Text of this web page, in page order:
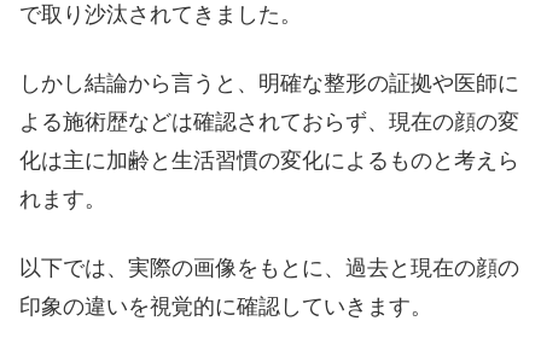
で取り沙汰されてきました。
しかし結論から言うと、明確な整形の証拠や医師に
よる施術歴などは確認されておらず、現在の顔の変
化は主に加齢と生活習慣の変化によるものと考えら
れます。
以下では、実際の画像をもとに、過去と現在の顔の
印象の違いを視覚的に確認していきます。